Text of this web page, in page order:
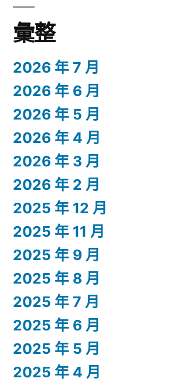
彙整
2026 年 7 月
2026 年 6 月
2026 年 5 月
2026 年 4 月
2026 年 3 月
2026 年 2 月
2025 年 12 月
2025 年 11 月
2025 年 9 月
2025 年 8 月
2025 年 7 月
2025 年 6 月
2025 年 5 月
2025 年 4 月